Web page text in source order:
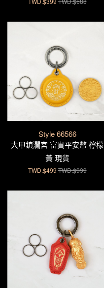
Style 66566
大甲鎮瀾宮 富貴平安幣 檸檬
黃 現貨
TWD.$499 TWD.$999